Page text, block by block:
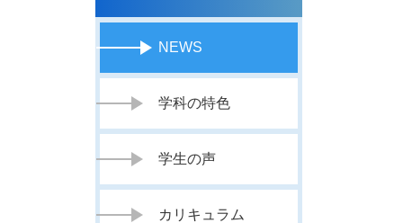
NEWS
学科の特色
学生の声
カリキュラム